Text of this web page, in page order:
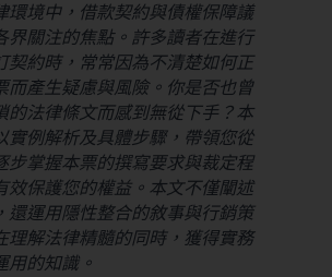
環境中，借款契約與債權保障議
界關注的焦點。許多讀者在進行
契約時，常常因為不清楚如何正
而產生疑慮與風險。你是否也曾
的法律條文而感到無從下手？本
實例解析及具體步驟，帶領您從
步掌握本票的撰寫要求與裁定程
效保護您的權益。本文不僅闡述
還運用隱性整合的敘事與行銷策
理解法律精髓的同時，獲得實務
用的知識。